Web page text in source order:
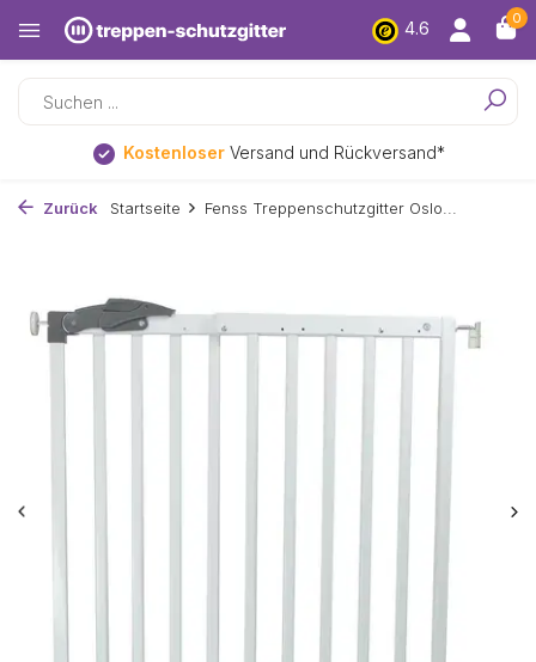
4.6
0
KostenloserVersand und Rückversand*
Zurück Startseite Fenss Treppenschutzgitter Oslo...